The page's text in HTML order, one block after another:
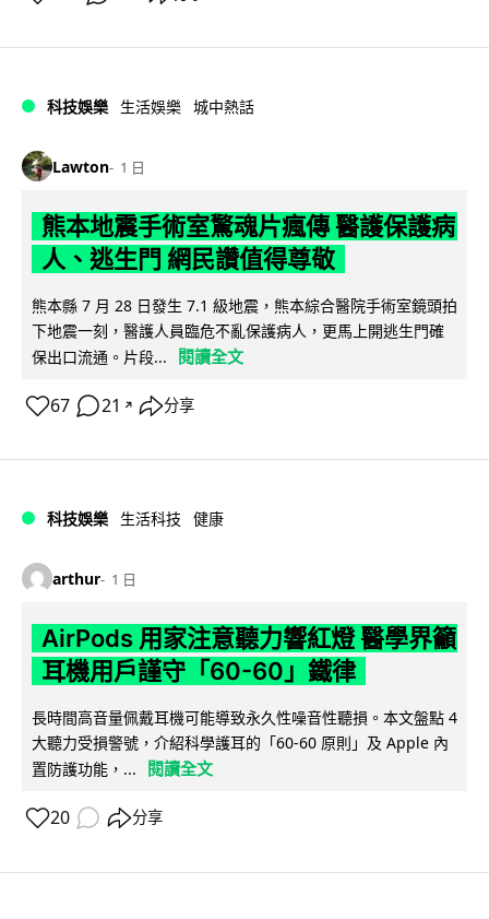
科技娛樂 生活娛樂 城中熱話
Lawton 1 日
熊本地震手術室驚魂片瘋傳 醫護保護病
人、逃生門 網民讚值得尊敬
熊本縣 7 月 28 日發生 7.1 級地震，熊本綜合醫院手術室鏡頭拍
下地震一刻，醫護人員臨危不亂保護病人，更馬上開逃生門確
保出口流通。片段...
閱讀全文
67 21 ↗ 分享
科技娛樂 生活科技 健康
arthur 1 日
AirPods 用家注意聽力響紅燈 醫學界籲
耳機用戶謹守「60-60」鐵律
長時間高音量佩戴耳機可能導致永久性噪音性聽損。本文盤點 4
大聽力受損警號，介紹科學護耳的「60-60 原則」及 Apple 內
置防護功能，...
閱讀全文
20 分享